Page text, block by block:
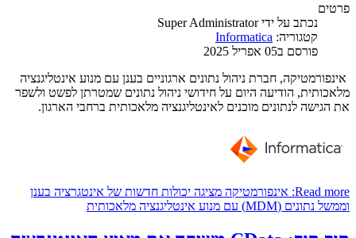
פרטים
נכתב על ידיSuper Administrator
קטגוריה: Informatica
פורסם ב05 אפריל 2025
אינפורמטיקה, חברת ניהול נתונים ארגוניים בענן עם מנוע אינטליגנציה
מלאכותית, הודיעה היום על חידושי ניהול נתונים שמטרתן לפשט ולשפר
את הגישה לנתונים מוכנים לאינטליגנציה מלאכותית ברחבי הארגון.
Read more: אינפורמטיקה מציגה יכולות חדשות של אינטגרציה בענן
וממשל נתונים (MDM) עם מנוע אינטליגנציה מלאכותית